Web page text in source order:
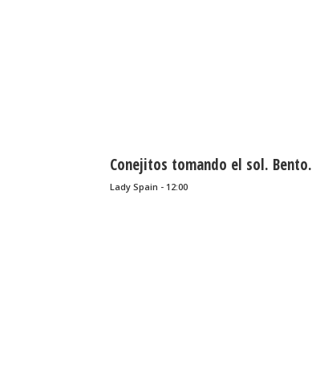
Conejitos tomando el sol. Bento.
Lady Spain - 12:00